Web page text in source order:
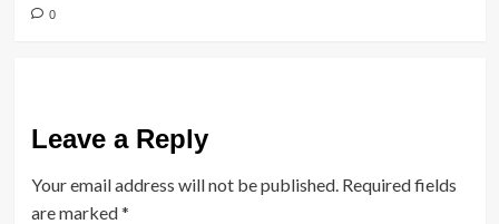
0
Leave a Reply
Your email address will not be published. Required fields
are marked*